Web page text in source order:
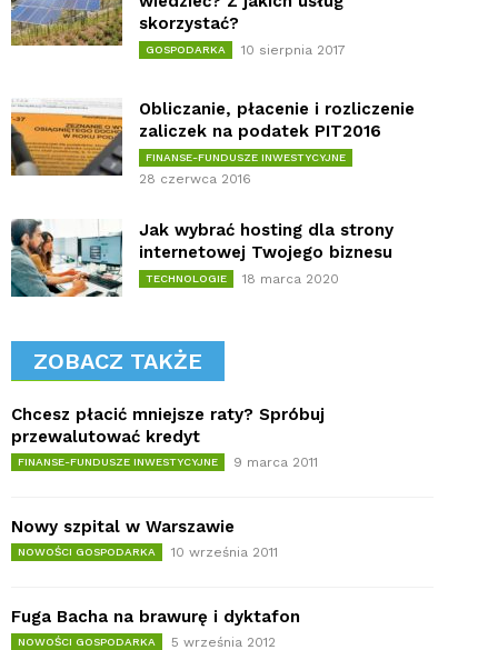
skorzystać?
GOSPODARKA 10 sierpnia 2017
Obliczanie, płacenie i rozliczenie
zaliczek na podatek PIT2016
FINANSE-FUNDUSZE INWESTYCYJNE
28 czerwca 2016
Jak wybrać hosting dla strony
internetowej Twojego biznesu
TECHNOLOGIE 18 marca 2020
ZOBACZ TAKŻE
Chcesz płacić mniejsze raty? Spróbuj
przewalutować kredyt
FINANSE-FUNDUSZE INWESTYCYJNE 9 marca 2011
Nowy szpital w Warszawie
NOWOŚCI GOSPODARKA 10 września 2011
Fuga Bacha na brawurę i dyktafon
NOWOŚCI GOSPODARKA 5 września 2012